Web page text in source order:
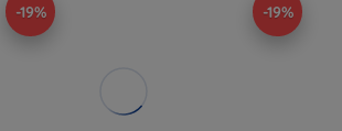
-19% -19%